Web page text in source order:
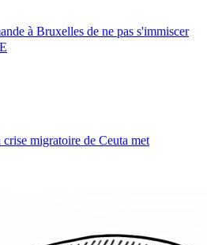
à Bruxelles de ne pas s'immiscer
crise migratoire de Ceuta met